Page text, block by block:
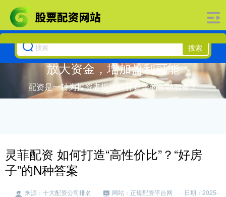
搜索
放大资金，增加盈利可能
配资是一种为投资者提供杠杆资金的金融服务！
灵菲配资 如何打造“高性价比”？“好房
子”的N种答案
来源：十大配资公司排名 网站：正规配资平台网
日期：2025-